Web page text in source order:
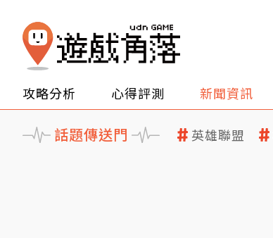
攻略分析 心得評測 新聞資訊
話題傳送門 英雄聯盟